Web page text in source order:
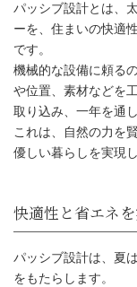
自然の力を
パッシブ設計とは、
ーを、住まいの快適
です。
機械的な設備に頼る
や位置、素材などを
取り込み、一年を通
これは、自然の力を
優しい暮らしを実現
パッシブ設計は、夏
をもたらします。